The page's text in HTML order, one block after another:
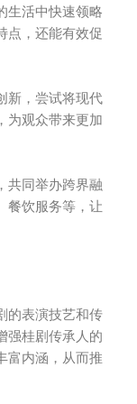
生活中快速领略
点，还能有效促
新，尝试将现代
为观众带来更加
共同举办跨界融
餐饮服务等，让
的表演技艺和传
强桂剧传承人的
富内涵，从而推